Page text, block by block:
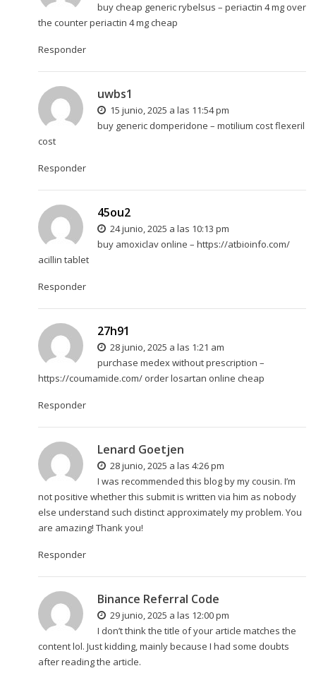
buy cheap generic rybelsus – periactin 4 mg over
the counterperiactin 4 mg cheap
Responder
uwbs1
15 junio, 2025 a las 11:54 pm
buy generic domperidone – motilium costflexeril
cost
Responder
45ou2
24 junio, 2025 a las 10:13 pm
buy amoxiclav online – https://atbioinfo.com/
acillin tablet
Responder
27h91
28 junio, 2025 a las 1:21 am
purchase medex without prescription –
https://coumamide.com/order losartan online cheap
Responder
Lenard Goetjen
28 junio, 2025 a las 4:26 pm
I was recommended this blog by my cousin. I’m
not positive whether this submit is written via him as nobody
else understand such distinct approximately my problem. You
are amazing! Thank you!
Responder
Binance Referral Code
29 junio, 2025 a las 12:00 pm
I don’t think the title of your article matches the
content lol. Just kidding, mainly because I had some doubts
after reading the article.